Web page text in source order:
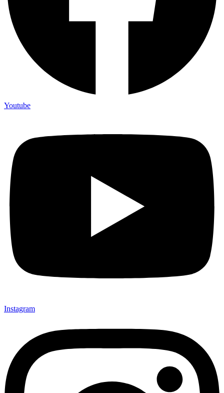
Youtube
Instagram